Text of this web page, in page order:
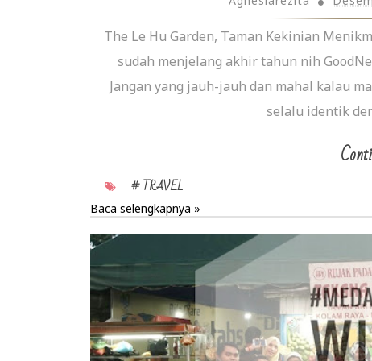
The Le Hu Garden, Taman Kekinian
sudah menjelang akhir tahun nih
Jangan yang jauh-jauh dan mahal kalau
selalu identik
# TRAVEL
Baca selengkapnya »